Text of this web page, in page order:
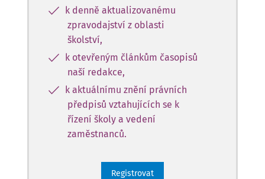
k denně aktualizovanému
zpravodajství z oblasti
školství,
k otevřeným článkům časopisů
naší redakce,
k aktuálnímu znění právních
předpisů vztahujících se k
řízení školy a vedení
zaměstnanců.
Registrovat